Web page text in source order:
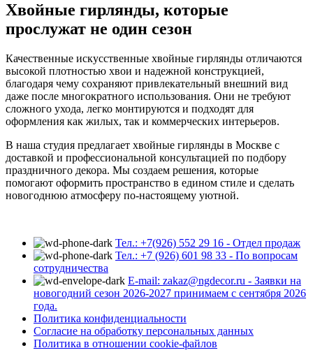
Хвойные гирлянды, которые
прослужат не один сезон
Качественные искусственные хвойные гирлянды отличаются
высокой плотностью хвои и надежной конструкцией,
благодаря чему сохраняют привлекательный внешний вид
даже после многократного использования. Они не требуют
сложного ухода, легко монтируются и подходят для
оформления как жилых, так и коммерческих интерьеров.
В наша студия предлагает хвойные гирлянды в Москве с
доставкой и профессиональной консультацией по подбору
праздничного декора. Мы создаем решения, которые
помогают оформить пространство в едином стиле и сделать
новогоднюю атмосферу по-настоящему уютной.
Тел.: +7(926) 552 29 16 - Отдел продаж
Тел.: +7 (926) 601 98 33 - По вопросам
сотрудничества
E-mail: zakaz@ngdecor.ru - Заявки на
новогодний сезон 2026-2027 принимаем с сентября 2026
года.
Политика конфиденциальности
Согласие на обработку персональных данных
Политика в отношении cookie-файлов